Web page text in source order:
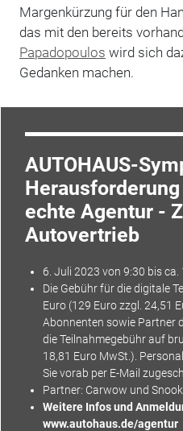
Margenkürzung für den
das mit den bereits
Papadopoulos wird sich
Gedanken machen.
AUTOHAUS-
echte Agentur -
Autovertrieb
6. Juli 2023 von 9:30 bis ca.
Die Gebühr für die digitale
Euro (129 Euro zzgl. 24,51
Abonnenten sowie Partner
die Teilnahmegebühr auf
18,81 Euro MwSt.).
Sie vorab per E-Mail
Partner: Carwow und Snook
Weitere Infos und
www.autohaus.de/agentur